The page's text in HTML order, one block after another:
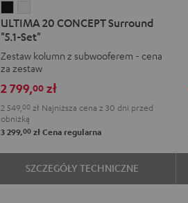
20
CONCEPT
Surround
"5.1-
Set"
Black
20
CONCEPT
Surround
"5.1-
Set"
White
ULTIMA 20 CONCEPT Surround
"5.1-Set"
Zestaw kolumn z subwooferem - cena
za zestaw
2 799,00zł
2 549, 00zł Najniższa cena z 30 dni przed
obniżką
3 299,00złCena regularna
SZCZEGÓŁY TECHNICZNE